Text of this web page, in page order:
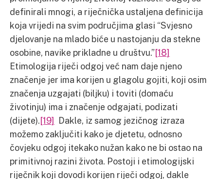
definirali mnogi, a riječnička ustaljena definicija
koja vrijedi na svim područjima glasi “Svjesno
djelovanje na mlado biće u nastojanju da stekne
osobine, navike prikladne u društvu.”[18]
Etimologija riječi odgoj već nam daje njeno
značenje jer ima korijen u glagolu gojiti, koji osim
značenja uzgajati (biljku) i toviti (domaću
životinju) ima i značenje odgajati, podizati
(dijete).[19] Dakle, iz samog jezičnog izraza
možemo zaključiti kako je djetetu, odnosno
čovjeku odgoj itekako nužan kako ne bi ostao na
primitivnoj razini života. Postoji i etimologijski
riječnik koji dovodi korijen riječi odgoj, dakle